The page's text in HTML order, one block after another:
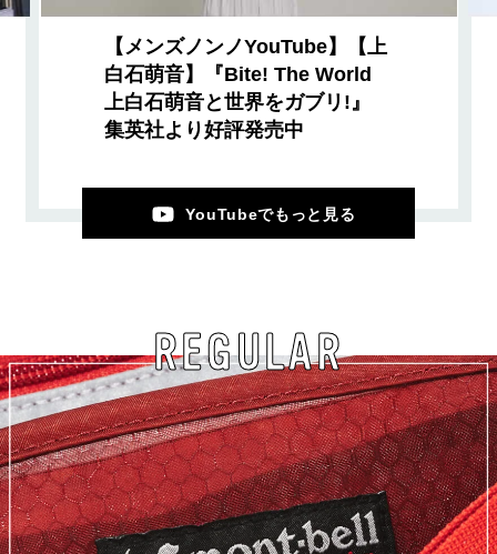
【メンズノンノYouTube】【上
白石萌音】『Bite! The World
上白石萌音と世界をガブリ!』
集英社より好評発売中
YouTubeでもっと見る
REGULAR